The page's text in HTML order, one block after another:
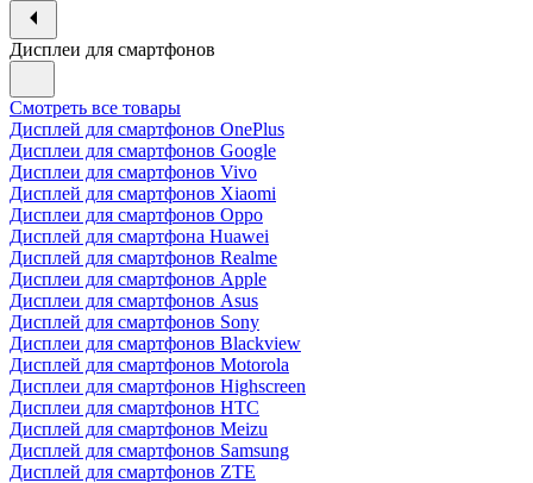
Дисплеи для смартфонов
Смотреть все товары
Дисплей для смартфонов OnePlus
Дисплеи для смартфонов Google
Дисплеи для смартфонов Vivo
Дисплей для смартфонов Xiaomi
Дисплеи для смартфонов Oppo
Дисплей для смартфона Huawei
Дисплей для смартфонов Realme
Дисплеи для смартфонов Apple
Дисплеи для смартфонов Asus
Дисплей для смартфонов Sony
Дисплеи для смартфонов Blackview
Дисплей для смартфонов Motorola
Дисплеи для смартфонов Highscreen
Дисплеи для смартфонов HTC
Дисплей для смартфонов Meizu
Дисплей для смартфонов Samsung
Дисплей для смартфонов ZTE